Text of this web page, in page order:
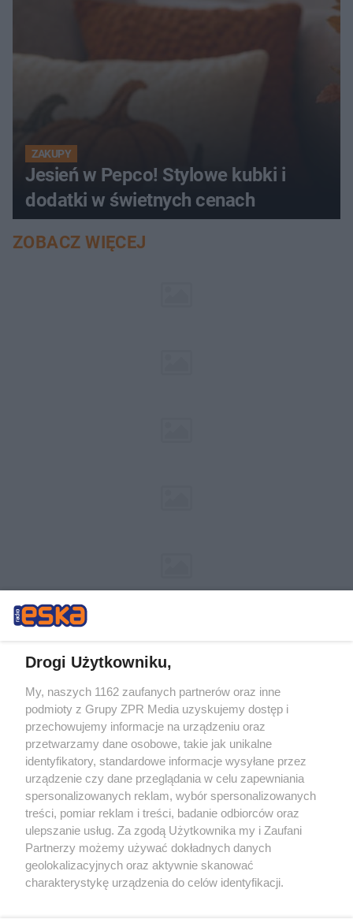
ZAKUPY
Jesień w Pepco! Stylowe kubki i
dodatki w świetnych cenach
ZOBACZ WIĘCEJ
Żaden utwór zamieszczony w serwisie nie może być powielany i
rozpowszechniany lub dalej rozpowszechniany w jakikolwiek sposób (w
tym także elektroniczny lub mechaniczny) na jakimkolwiek polu
eksploatacji w jakiejkolwiek formie, włącznie z umieszczaniem w
Internecie bez pisemnej zgody właściciela praw. Jakiekolwiek użycie lub
wykorzystanie utworów w całości lub w części z naruszeniem prawa,
tzn. bez właściwej zgody, jest zabronione pod groźbą kary i może być
ścigane prawnie.
Drogi Użytkowniku,
My, naszych 1162 zaufanych partnerów oraz inne
podmioty z Grupy ZPR Media uzyskujemy dostęp i
przechowujemy informacje na urządzeniu oraz
przetwarzamy dane osobowe, takie jak unikalne
identyfikatory, standardowe informacje wysyłane przez
urządzenie czy dane przeglądania w celu zapewniania
spersonalizowanych reklam, wybór spersonalizowanych
treści, pomiar reklam i treści, badanie odbiorców oraz
ulepszanie usług. Za zgodą Użytkownika my i Zaufani
Partnerzy możemy używać dokładnych danych
geolokalizacyjnych oraz aktywnie skanować
charakterystykę urządzenia do celów identyfikacji.